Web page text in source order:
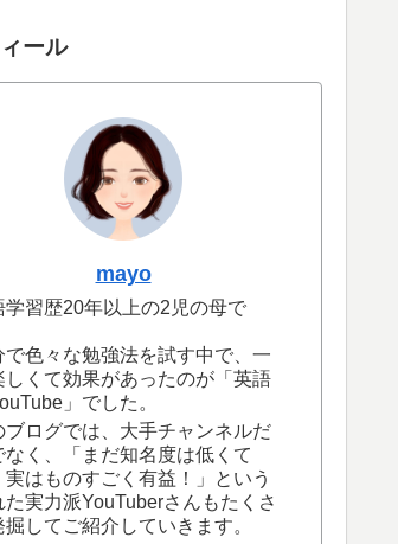
ール
mayo
学習歴20年以上の2児の母で
で色々な勉強法を試す中で、一
しくて効果があったのが「英語
」でした。
ブログでは、大手チャンネルだ
なく、「まだ知名度は低くて
実はものすごく有益！」という
た実力派YouTuberさんもたくさ
掘してご紹介していきます。